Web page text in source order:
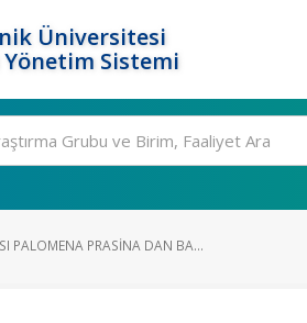
Üniversitesi
Sistemi
PALOMENA PRASINA DAN BA...